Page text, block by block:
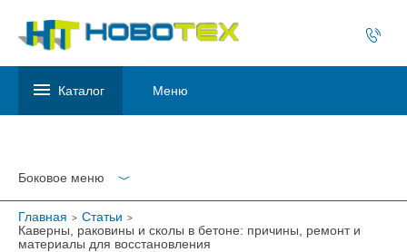
Каталог Меню
Боковое меню
Главная
Статьи
Каверны, раковины и сколы в бетоне: причины, ремонт и
материалы для восстановления